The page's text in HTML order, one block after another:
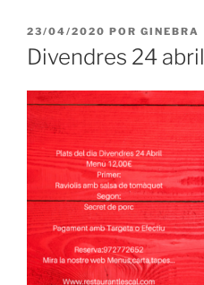
PUBLICADO
EL
23/04/2020 POR GINEBRA
Divendres 24 abril